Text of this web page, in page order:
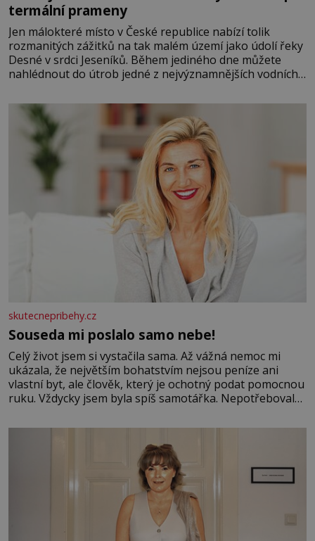
termální prameny
Jen málokteré místo v České republice nabízí tolik
rozmanitých zážitků na tak malém území jako údolí řeky
Desné v srdci Jeseníků. Během jediného dne můžete
nahlédnout do útrob jedné z nejvýznamnějších vodních
se na koloběžce a den zakončit poznáváním památek ve
Velkých Losinách nebo v termálním
skutecnepribehy.cz
Souseda mi poslalo samo nebe!
Celý život jsem si vystačila sama. Až vážná nemoc mi
ukázala, že největším bohatstvím nejsou peníze ani
vlastní byt, ale člověk, který je ochotný podat pomocnou
ruku. Vždycky jsem byla spíš samotářka. Nepotřebovala
mi knihy, práce a hlavně klid. Hned po studiích jsem